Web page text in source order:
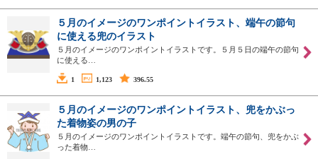
５月のイメージのワンポイントイラスト、端午の節句
に使える兜のイラスト
５月のイメージのワンポイントイラストです。５月５日の端午の節句
に使える…
1 1,123 396.55
５月のイメージのワンポイントイラスト、兜をかぶっ
た着物姿の男の子
５月のイメージのワンポイントイラストです。端午の節句、兜をかぶ
った着物…